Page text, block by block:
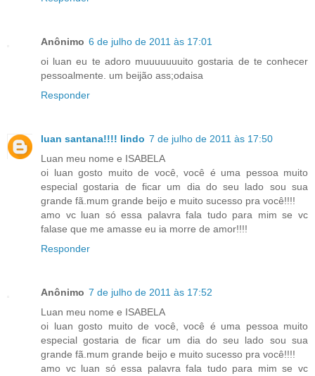
Anônimo 6 de julho de 2011 às 17:01
oi luan eu te adoro muuuuuuuito gostaria de te conhecer
pessoalmente. um beijão ass;odaisa
Responder
luan santana!!!! lindo 7 de julho de 2011 às 17:50
Luan meu nome e ISABELA
oi luan gosto muito de você, você é uma pessoa muito
especial gostaria de ficar um dia do seu lado sou sua
grande fã.mum grande beijo e muito sucesso pra você!!!!
amo vc luan só essa palavra fala tudo para mim se vc
falase que me amasse eu ia morre de amor!!!!
Responder
Anônimo 7 de julho de 2011 às 17:52
Luan meu nome e ISABELA
oi luan gosto muito de você, você é uma pessoa muito
especial gostaria de ficar um dia do seu lado sou sua
grande fã.mum grande beijo e muito sucesso pra você!!!!
amo vc luan só essa palavra fala tudo para mim se vc